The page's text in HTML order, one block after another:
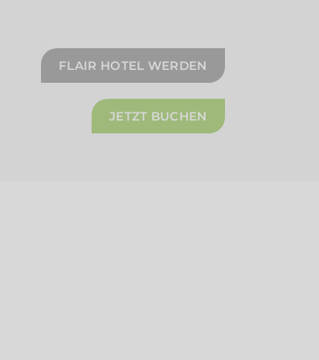
FLAIR HOTEL WERDEN
JETZT BUCHEN